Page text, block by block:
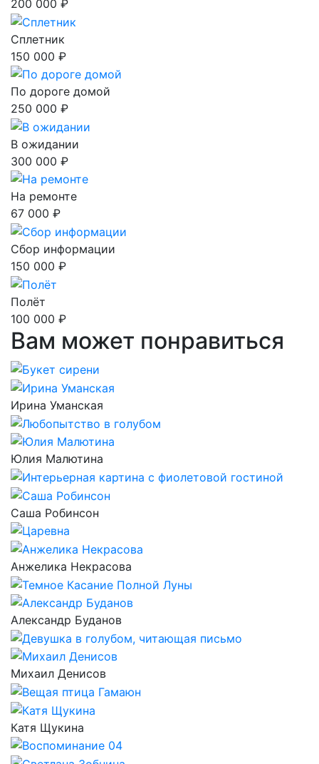
200 000 ₽
Сплетник
150 000 ₽
По дороге домой
250 000 ₽
В ожидании
300 000 ₽
На ремонте
67 000 ₽
Сбор информации
150 000 ₽
Полёт
100 000 ₽
Вам может понравиться
Ирина Уманская
Юлия Малютина
Саша Робинсон
Анжелика Некрасова
Александр Буданов
Михаил Денисов
Катя Щукина